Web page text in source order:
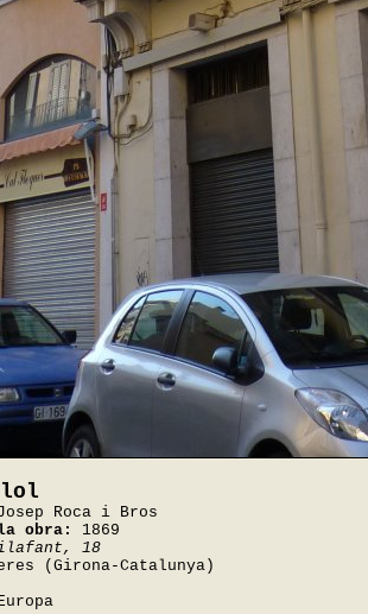
Roca i Bros
obra:
1869
18
(Girona-Catalunya)